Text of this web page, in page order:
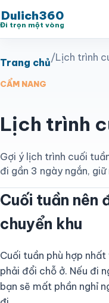
Dulich360
Đi trọn một vòng
Trang chủ/Lịch trình
CẨM NANG
Lịch trình
Gợi ý lịch trình cuối
đi gần 3 ngày ngắn,
Cuối tuần nên
chuyển khu
Cuối tuần phù hợp
phải đổi chỗ ở. Nếu đi
bạn sẽ mất phần nghỉ